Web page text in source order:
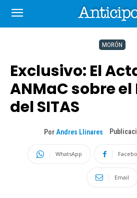
MORÓN
Exclusivo: El
ANMaC sobre
del SITAS
Por Andres Llinares
WhatsApp
Email